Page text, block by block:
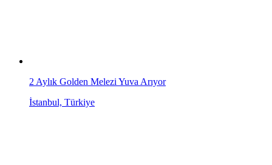
2 Aylık Golden Melezi Yuva Arıyor
İstanbul, Türkiye